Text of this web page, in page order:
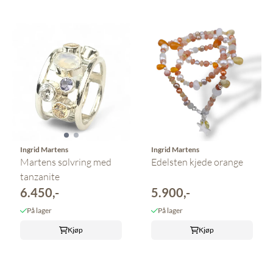
Ingrid Martens
Martens sølvring med
tanzanite
6.450,-
På lager
Kjøp
Ingrid Martens
Edelsten kjede orange
5.900,-
På lager
Kjøp